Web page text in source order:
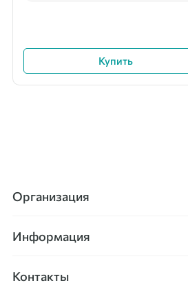
Купить
Организация
Информация
Контакты